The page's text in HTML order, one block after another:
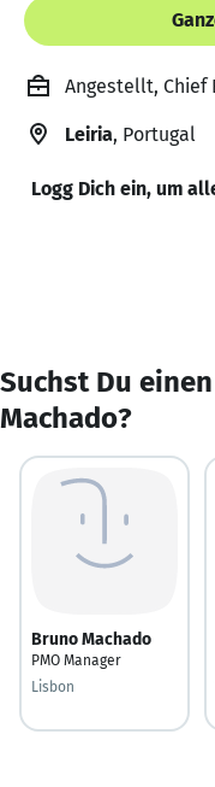
Angestellt, Chief
Leiria, Portugal
Logg Dich ein, um
Suchst Du
Machado?
Bruno Machado
PMO Manager
Lisbon